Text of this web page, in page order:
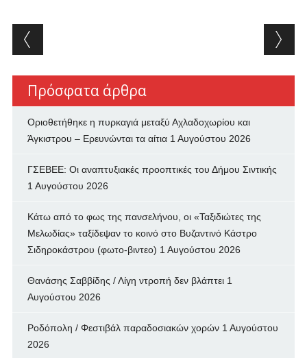
Post navigation
Πρόσφατα άρθρα
Οριοθετήθηκε η πυρκαγιά μεταξύ Αχλαδοχωρίου και
Άγκιστρου – Ερευνώνται τα αίτια 1 Αυγούστου 2026
ΓΣΕΒΕΕ: Οι αναπτυξιακές προοπτικές του Δήμου Σιντικής
1 Αυγούστου 2026
Κάτω από το φως της πανσελήνου, οι «Ταξιδιώτες της
Μελωδίας» ταξίδεψαν το κοινό στο Βυζαντινό Κάστρο
Σιδηροκάστρου (φωτο-βιντεο) 1 Αυγούστου 2026
Θανάσης Σαββίδης / Λίγη ντροπή δεν βλάπτει 1
Αυγούστου 2026
Ροδόπολη / Φεστιβάλ παραδοσιακών χορών 1 Αυγούστου
2026